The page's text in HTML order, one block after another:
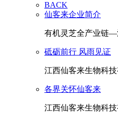
BACK
仙客来企业简介
有机灵芝全产业链—
砥砺前行 风雨见证
江西仙客来生物科
各界关怀仙客来
江西仙客来生物科